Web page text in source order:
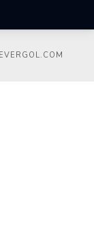
EVERGOL.COM